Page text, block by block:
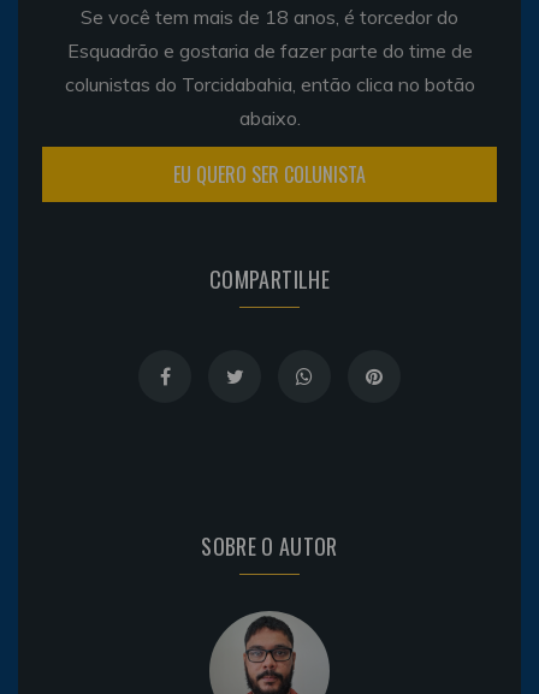
Se você tem mais de 18 anos, é torcedor do
Esquadrão e gostaria de fazer parte do time de
colunistas do Torcidabahia, então clica no botão
abaixo.
EU QUERO SER COLUNISTA
COMPARTILHE
SOBRE O AUTOR